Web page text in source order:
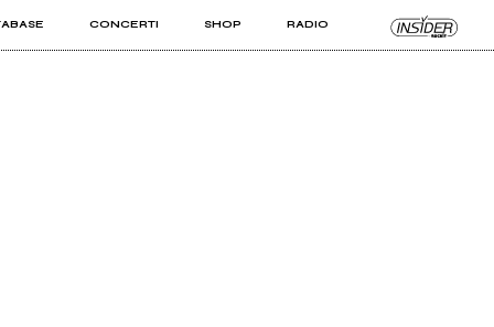
CONCERTI SHOP RADIO
PRO